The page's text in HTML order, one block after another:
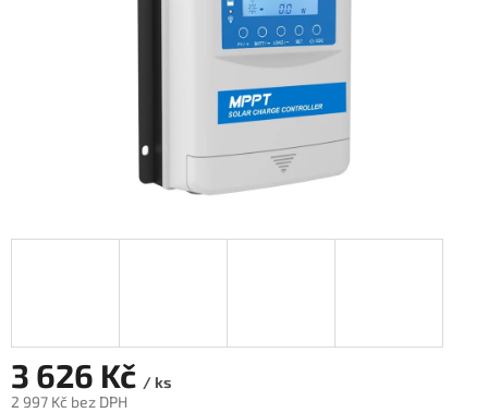
3 626 Kč / ks
2 997 Kč bez DPH